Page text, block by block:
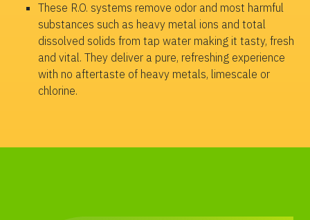
These R.O. systems remove odor and most harmful
substances such as heavy metal ions and total
dissolved solids from tap water making it tasty, fresh
and vital. They deliver a pure, refreshing experience
with no aftertaste of heavy metals, limescale or
chlorine.